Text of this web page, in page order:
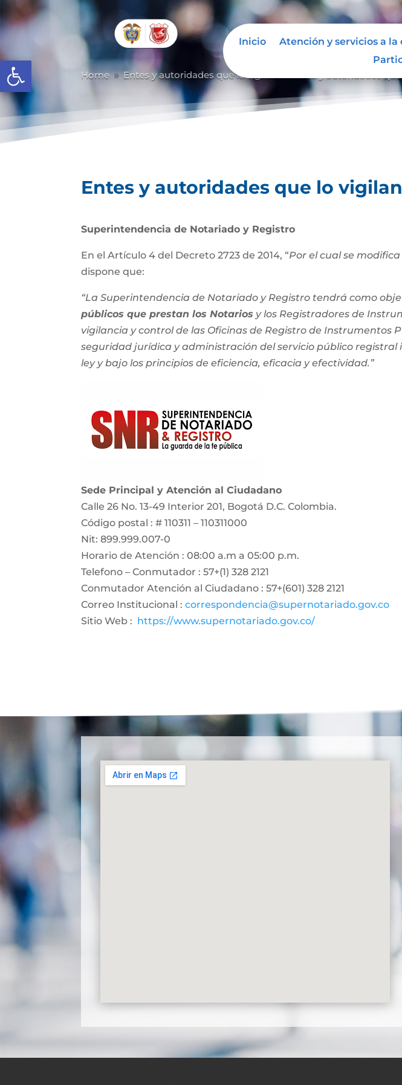
Abrir barra de herramientas
Inicio Atención y servicios a la
Home 9 Entes y autoridades que lo vigilan
Entes y autoridades que lo vigilan
Superintendencia de Notariado y Registro
En el Artículo 4 del Decreto 2723 de 2014, “Por el cual se
dispone que:
“La Superintendencia de Notariado y Registro tendrá como
públicos que prestan los Notarios y los Registradores de
vigilancia y control de las Oficinas de Registro de Instrumentos
seguridad jurídica y administración del servicio público
ley y bajo los principios de eficiencia, eficacia y efectividad.”
Sede Principal y Atención al Ciudadano
Calle 26 No. 13-49 Interior 201, Bogotá D.C. Colombia.
Código postal : # 110311 – 110311000
Nit: 899.999.007-0
Horario de Atención : 08:00 a.m a 05:00 p.m.
Telefono – Conmutador : 57+(1) 328 2121
Conmutador Atención al Ciudadano : 57+(601) 328 2121
Correo Institucional : correspondencia@supernotariado.gov.co
Sitio Web : https://www.supernotariado.gov.co/